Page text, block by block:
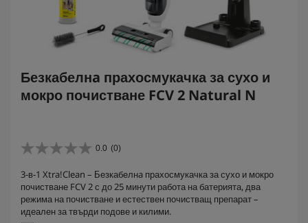
Безкабелнa прахосмукачка за сухо и
мокро почистване FCV 2 Natural N
0.0 (0)
0
0
о
т
5
3-в-1 Xtra!Clean – Безкабелнa прахосмукачка за сухо и мокро
почистване FCV 2 с до 25 минути работа на батерията, два
режима на почистване и естествен почистващ препарат –
идеален за твърди подове и килими.